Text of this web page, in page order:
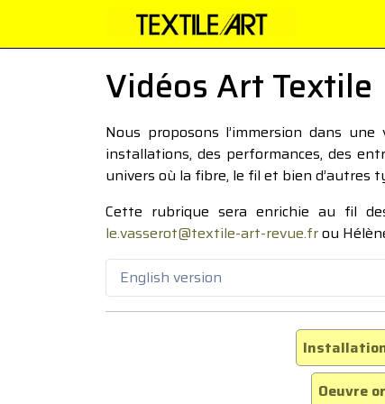
Vidéos Art Textile
Nous proposons l’immersion dans
installations, des performances, des
univers où la fibre, le fil et bien d’autres
Cette rubrique sera enrichie au fil
le.vasserot@textile-art-revue.frou
English version
Oeuvre